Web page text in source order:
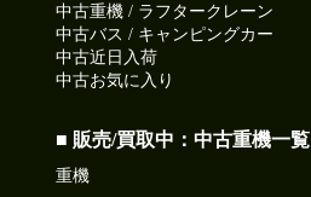
中古重機 / ラフタークレーン
中古バス / キャンピングカー
中古近日入荷
中古お気に入り
■ 販売/買取中：中古重機一覧
重機